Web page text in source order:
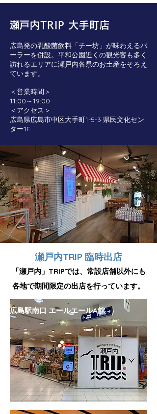
​瀬戸内TRIP 大手町店
広島発の乳酸菌飲料「チー坊」が味わえるパ
ーラーを併設。平和公園近くの観光客も多く
訪れるエリアに瀬戸内各県のお土産をそろえ
ています。
＜営業時間＞
11:00～19:00
＜アクセス＞
広島県広島市中区大手町1-5-3 県民文化セン
ター1F
瀬戸内TRIP 臨時出店
「瀬戸内」TRIPでは、常設店舗以外にも
各地で期間限定の出店を行っています。
広島駅南口 エールエールA館